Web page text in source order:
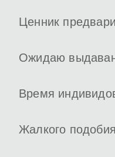
Ценник
Ожидаю
Время
Жалкого